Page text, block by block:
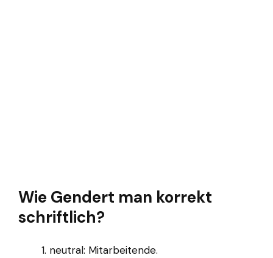
Wie Gendert man korrekt
schriftlich?
neutral: Mitarbeitende.